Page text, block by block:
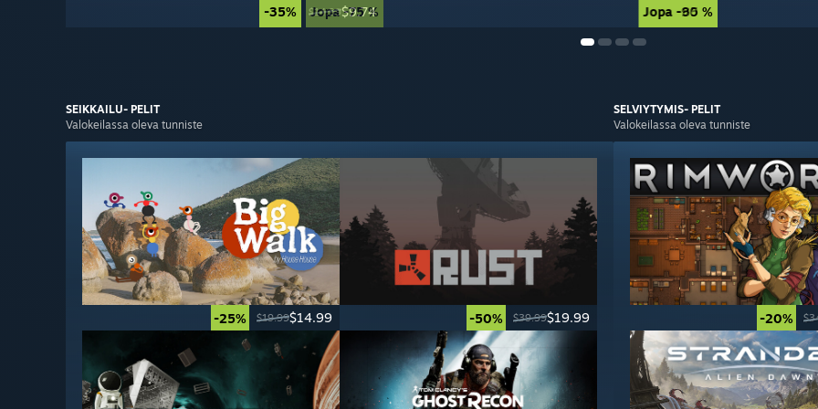
-35% $14.99$9.74 Jopa -85 %
Jopa -75 % Jopa -90 %
SEIKKAILU- PELIT
Valokeilassa oleva tunniste
-25% $19.99$14.99 -50% $39.99$19.99
SELVIYTYMIS- PELIT
Valokeilassa oleva tunniste
-20%